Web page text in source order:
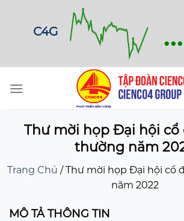
C4G ...
Thư mời họp Đại hội cổ
thường năm
Trang Chủ /Thư mời họp Đại hội cổ
năm 2022
MÔ TẢ THÔNG TIN